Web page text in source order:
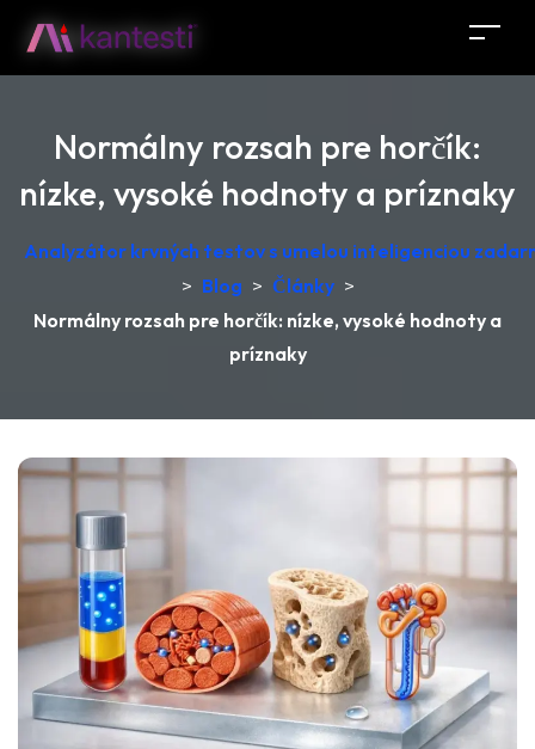
Normálny rozsah pre horčík:
nízke, vysoké hodnoty a príznaky
Analyzátor krvných testov s umelou inteligenciou
> Blog > Články >
Normálny rozsah pre horčík: nízke, vysoké hodnoty a
príznaky